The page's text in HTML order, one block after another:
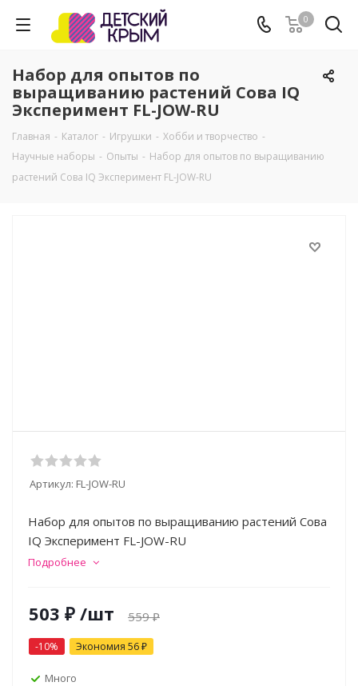
0
Набор для опытов по
выращиванию растений Сова IQ
Эксперимент FL-JOW-RU
Главная - Каталог - Игрушки - Хобби и творчество -
Научные наборы - Опыты - Набор для опытов по выращиванию
растений Сова IQ Эксперимент FL-JOW-RU
Артикул: FL-JOW-RU
Набор для опытов по выращиванию растений Сова
IQ Эксперимент FL-JOW-RU
Подробнее
503 ₽ /шт 559₽
-10% Экономия 56₽
Много